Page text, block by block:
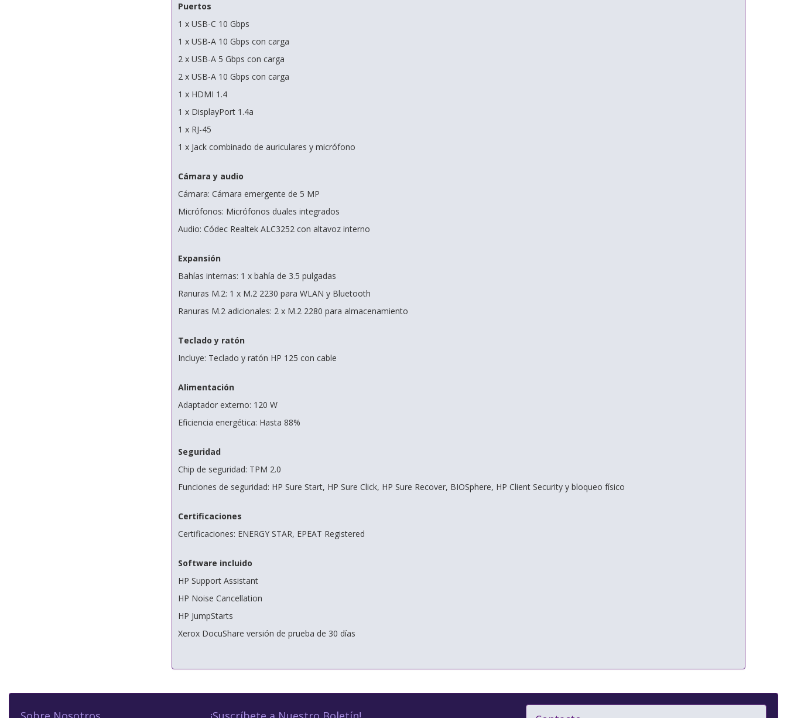
Puertos
1 x USB-C 10 Gbps
1 x USB-A 10 Gbps con carga
2 x USB-A 5 Gbps con carga
2 x USB-A 10 Gbps con carga
1 x HDMI 1.4
1 x DisplayPort 1.4a
1 x RJ-45
1 x Jack combinado de auriculares y micrófono
Cámara y audio
Cámara: Cámara emergente de 5 MP
Micrófonos: Micrófonos duales integrados
Audio: Códec Realtek ALC3252 con altavoz interno
Expansión
Bahías internas: 1 x bahía de 3.5 pulgadas
Ranuras M.2: 1 x M.2 2230 para WLAN y Bluetooth
Ranuras M.2 adicionales: 2 x M.2 2280 para almacenamiento
Teclado y ratón
Incluye: Teclado y ratón HP 125 con cable
Alimentación
Adaptador externo: 120 W
Eficiencia energética: Hasta 88%
Seguridad
Chip de seguridad: TPM 2.0
Funciones de seguridad: HP Sure Start, HP Sure Click, HP Sure Recover, BIOSphere, HP Client Security y bloqueo físico
Certificaciones
Certificaciones: ENERGY STAR, EPEAT Registered
Software incluido
HP Support Assistant
HP Noise Cancellation
HP JumpStarts
Xerox DocuShare versión de prueba de 30 días